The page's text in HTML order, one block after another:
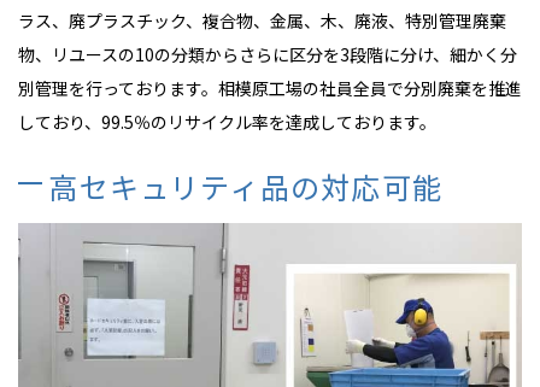
ラス、廃プラスチック、複合物、金属、木、廃液、特別管理廃棄
物、リユースの10の分類からさらに区分を3段階に分け、細かく分
別管理を行っております。相模原工場の社員全員で分別廃棄を推進
しており、99.5％のリサイクル率を達成しております。
高セキュリティ品の対応可能